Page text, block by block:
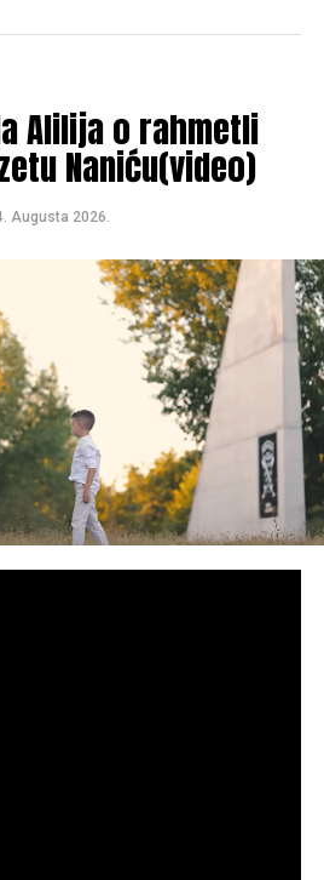
(efendija) u budućnosti?
Konakovića, njegovi
narod
Alilija o rahmetli
Naniću(video)
Augusta 2026.